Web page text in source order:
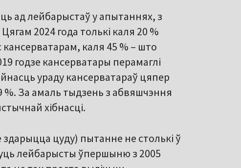
ад лейбарыстаў у апытаннях, з
2024 года толькі каля 20 %
каля 45 % – што
годзе кансерватары перамаглі
ураду кансерватараў цяпер
%. За амаль тыдзень з абвяшчэння
хібнасці.
здарыцца цуду) пытанне не столькі ў
лейбарысты ўпершыню з 2005